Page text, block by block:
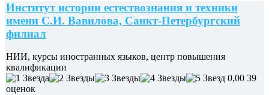
Институт истории естествознания и техники
имени С.И. Вавилова, Санкт-Петербургский
филиал
НИИ, курсы иностранных языков, центр повышения
квалификации
0,00 39
оценок